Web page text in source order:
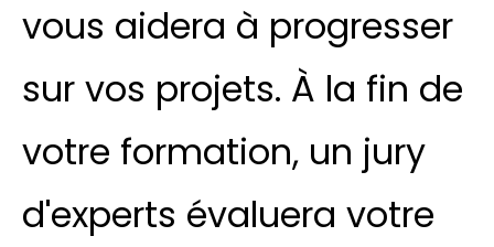
vous aidera à progresser
sur vos projets. À la fin de
votre formation, un jury
d'experts évaluera votre